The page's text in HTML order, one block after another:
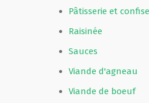
Pâtisserie et
Raisinée
Sauces
Viande d'agneau
Viande de boeuf